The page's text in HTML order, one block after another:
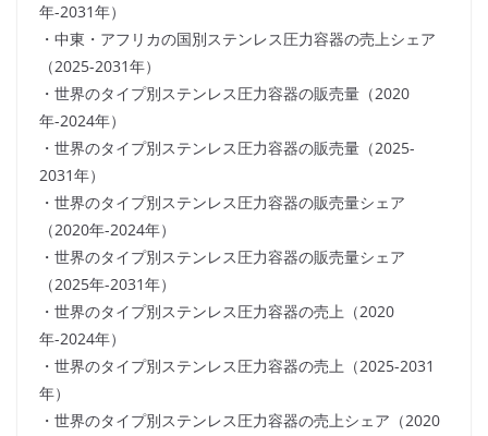
年-2031年）
・中東・アフリカの国別ステンレス圧力容器の売上シェア
（2025-2031年）
・世界のタイプ別ステンレス圧力容器の販売量（2020
年-2024年）
・世界のタイプ別ステンレス圧力容器の販売量（2025-
2031年）
・世界のタイプ別ステンレス圧力容器の販売量シェア
（2020年-2024年）
・世界のタイプ別ステンレス圧力容器の販売量シェア
（2025年-2031年）
・世界のタイプ別ステンレス圧力容器の売上（2020
年-2024年）
・世界のタイプ別ステンレス圧力容器の売上（2025-2031
年）
・世界のタイプ別ステンレス圧力容器の売上シェア（2020